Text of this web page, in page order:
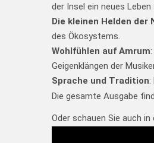
der Insel ein neues
Die kleinen Helden der
des Ökosystems.
Wohlfühlen auf Amrum
Geigenklängen der
Sprache und Tradition:
Die gesamte Ausgabe
Oder schauen Sie auch